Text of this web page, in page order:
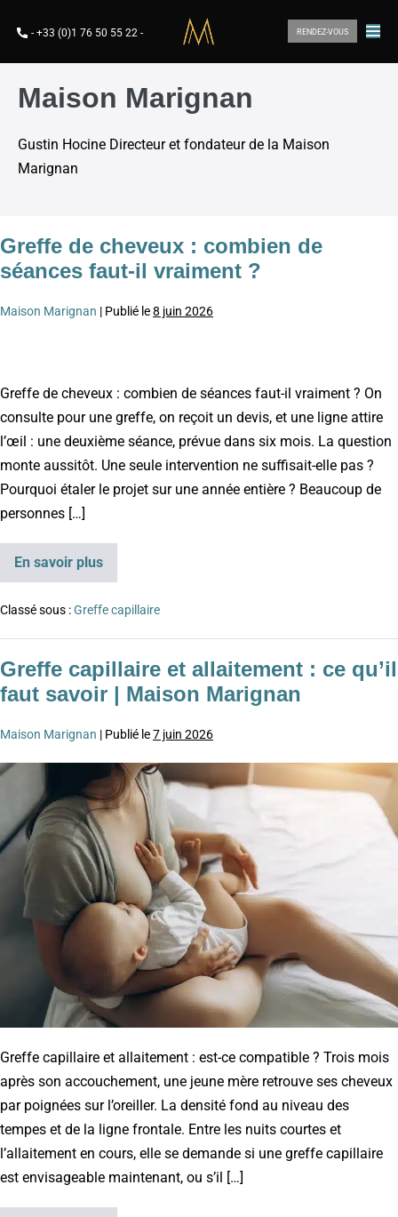
- +33 (0)1 76 50 55 22 - RENDEZ-VOUS
Maison Marignan
Gustin Hocine Directeur et fondateur de la Maison
Marignan
Greffe de cheveux : combien de
séances faut-il vraiment ?
Maison Marignan | Publié le8 juin 2026
Greffe de cheveux : combien de séances faut-il vraiment ? On
consulte pour une greffe, on reçoit un devis, et une ligne attire
l’œil : une deuxième séance, prévue dans six mois. La question
monte aussitôt. Une seule intervention ne suffisait-elle pas ?
Pourquoi étaler le projet sur une année entière ? Beaucoup de
personnes […]
En savoir plus
Classé sous :Greffe capillaire
Greffe capillaire et allaitement : ce qu’il
faut savoir | Maison Marignan
Maison Marignan | Publié le7 juin 2026
Greffe capillaire et allaitement : est-ce compatible ? Trois mois
après son accouchement, une jeune mère retrouve ses cheveux
par poignées sur l’oreiller. La densité fond au niveau des
tempes et de la ligne frontale. Entre les nuits courtes et
l’allaitement en cours, elle se demande si une greffe capillaire
est envisageable maintenant, ou s’il […]